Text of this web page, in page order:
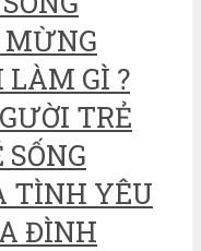
MỪNG
LÀM GÌ ?
TRẺ
TÌNH YÊU
ĐÌNH